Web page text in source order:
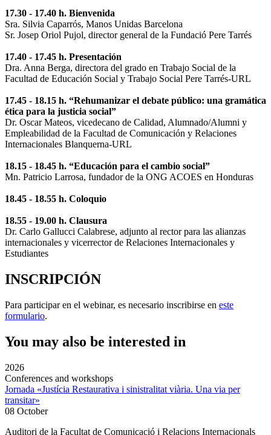
17.30 - 17.40 h. Bienvenida
Sra. Silvia Caparrós, Manos Unidas Barcelona
Sr. Josep Oriol Pujol, director general de la Fundació Pere Tarrés
17.40 - 17.45 h. Presentación
Dra. Anna Berga, directora del grado en Trabajo Social de la
Facultad de Educación Social y Trabajo Social Pere Tarrés-URL
17.45 - 18.15 h. “Rehumanizar el debate público: una gramática
ética para la justicia social”
Dr. Oscar Mateos, vicedecano de Calidad, Alumnado/Alumni y
Empleabilidad de la Facultad de Comunicación y Relaciones
Internacionales Blanquerna-URL
18.15 - 18.45 h. “Educación para el cambio social”
Mn. Patricio Larrosa, fundador de la ONG ACOES en Honduras
18.45 - 18.55 h. Coloquio
18.55 - 19.00 h. Clausura
Dr. Carlo Gallucci Calabrese, adjunto al rector para las alianzas
internacionales y vicerrector de Relaciones Internacionales y
Estudiantes
INSCRIPCIÓN
Para participar en el webinar, es necesario inscribirse en este
formulario.
You may also be interested in
2026
Conferences and workshops
Jornada «Justícia Restaurativa i sinistralitat viària. Una via per
transitar»
08 October
Auditori de la Facultat de Comunicació i Relacions Internacionals